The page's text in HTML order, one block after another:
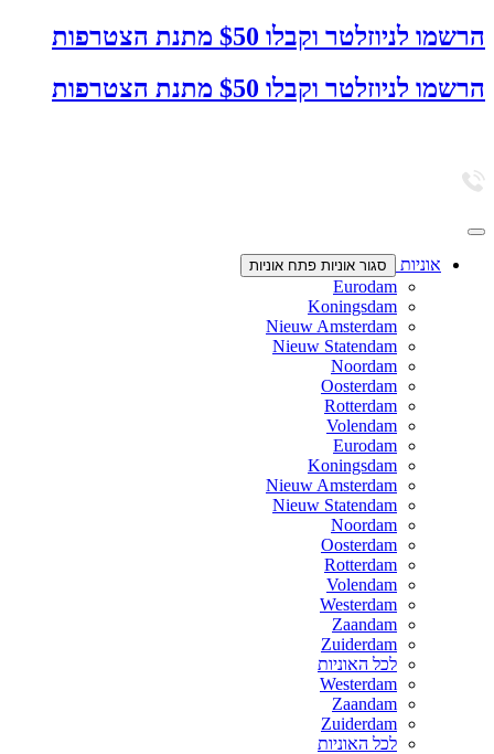
דלג
לתוכן
הרשמו לניוזלטר וקבלו $50 מתנת הצטרפות
הרשמו לניוזלטר וקבלו $50 מתנת הצטרפות
אוניות סגור אוניות פתח אוניות
Eurodam
Koningsdam
Nieuw Amsterdam
Nieuw Statendam
Noordam
Oosterdam
Rotterdam
Volendam
Eurodam
Koningsdam
Nieuw Amsterdam
Nieuw Statendam
Noordam
Oosterdam
Rotterdam
Volendam
Westerdam
Zaandam
Zuiderdam
לכל האוניות
Westerdam
Zaandam
Zuiderdam
לכל האוניות